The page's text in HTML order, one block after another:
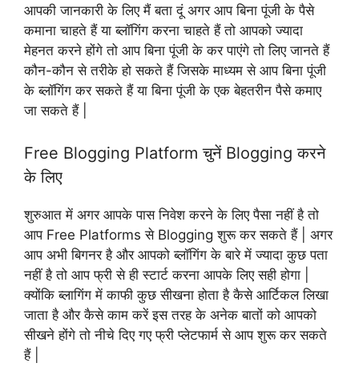
आपकी जानकारी के लिए मैं बता दूं अगर आप बिना पूंजी के पैसे
कमाना चाहते हैं या ब्लॉगिंग करना चाहते हैं तो आपको ज्यादा
मेहनत करने होंगे तो आप बिना पूंजी के कर पाएंगे तो लिए जानते हैं
कौन-कौन से तरीके हो सकते हैं जिसके माध्यम से आप बिना पूंजी
के ब्लॉगिंग कर सकते हैं या बिना पूंजी के एक बेहतरीन पैसे कमाए
जा सकते हैं |
Free Blogging Platform चुनें Blogging करने
के लिए
शुरुआत में अगर आपके पास निवेश करने के लिए पैसा नहीं है तो
आप Free Platforms से Blogging शुरू कर सकते हैं | अगर
आप अभी बिगनर है और आपको ब्लॉगिंग के बारे में ज्यादा कुछ पता
नहीं है तो आप फ्री से ही स्टार्ट करना आपके लिए सही होगा |
क्योंकि ब्लागिंग में काफी कुछ सीखना होता है कैसे आर्टिकल लिखा
जाता है और कैसे काम करें इस तरह के अनेक बातों को आपको
सीखने होंगे तो नीचे दिए गए फ्री प्लेटफार्म से आप शुरू कर सकते
हैं |